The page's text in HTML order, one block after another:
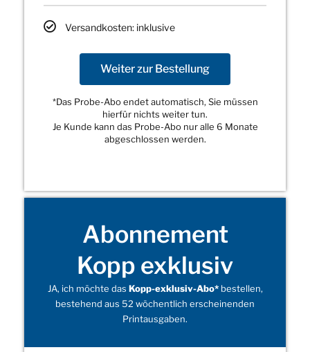
Versandkosten: inklusive
Weiter zur Bestellung
*Das Probe-Abo endet automatisch, Sie müssen
hierfür nichts weiter tun.
Je Kunde kann das Probe-Abo nur alle 6 Monate
abgeschlossen werden.
Abonnement
Kopp exklusiv
JA, ich möchte das Kopp-exklusiv-Abo*bestellen,
bestehend aus 52 wöchentlich erscheinenden
Printausgaben.